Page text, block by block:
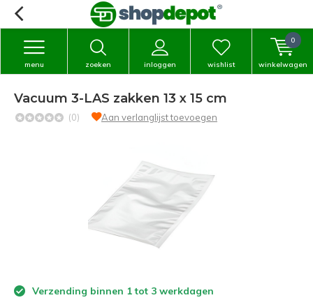
zoeken inloggen
menu wishlist winkelwagen
0
Vacuum 3-LAS zakken 13 x 15 cm
(0) Aan verlanglijst toevoegen
Verzending binnen 1 tot 3 werkdagen